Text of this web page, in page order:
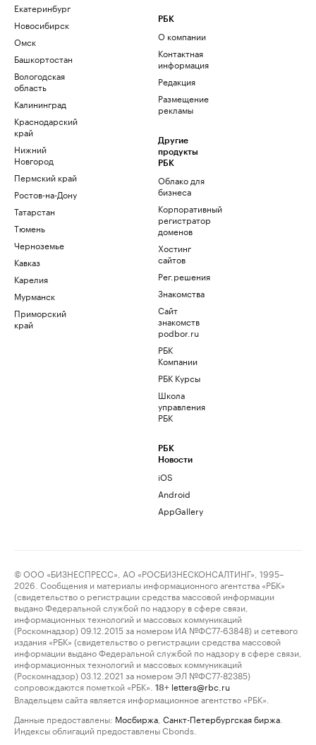
Екатеринбург
Новосибирск
Омск
Башкортостан
Вологодская
область
Калининград
Краснодарский
край
Нижний
Новгород
Пермский край
Ростов-на-Дону
Татарстан
Тюмень
Черноземье
Кавказ
Карелия
Мурманск
Приморский
край
РБК
О компании
Контактная
информация
Редакция
Размещение
рекламы
Другие
продукты
РБК
Облако для
бизнеса
Корпоративный
регистратор
доменов
Хостинг
сайтов
Рег.решения
Знакомства
Сайт
знакомств
podbor.ru
РБК
Компании
РБК Курсы
Школа
управления
РБК
РБК
Новости
iOS
Android
AppGallery
© ООО «БИЗНЕСПРЕСС», АО «РОСБИЗНЕСКОНСАЛТИНГ», 1995–
2026. Сообщения и материалы информационного агентства «РБК»
(свидетельство о регистрации средства массовой информации
выдано Федеральной службой по надзору в сфере связи,
информационных технологий и массовых коммуникаций
(Роскомнадзор) 09.12.2015 за номером ИА №ФС77-63848) и сетевого
издания «РБК» (свидетельство о регистрации средства массовой
информации выдано Федеральной службой по надзору в сфере связи,
информационных технологий и массовых коммуникаций
(Роскомнадзор) 03.12.2021 за номером ЭЛ №ФС77-82385)
сопровождаются пометкой «РБК».
18+ letters@rbc.ru
Владельцем сайта является информационное агентство «РБК».
Данные предоставлены: Мосбиржа Санкт-Петербургская биржа
Индексы облигаций предоставлены Cbonds.